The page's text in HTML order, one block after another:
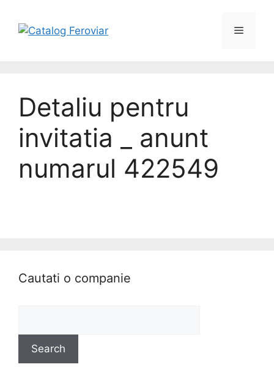
content
Menu
Detaliu pentru
invitatia _ anunt
numarul 422549
Cautati o companie